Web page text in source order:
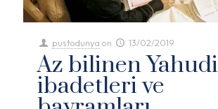
pustodunya on 13/02/2019
Az bilinen Yahudi
ibadetleri ve